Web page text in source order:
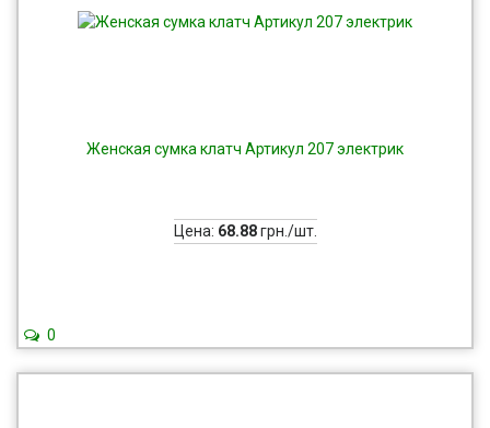
Женская сумка клатч Артикул 207 электрик
Цена: 68.88грн./шт.
0